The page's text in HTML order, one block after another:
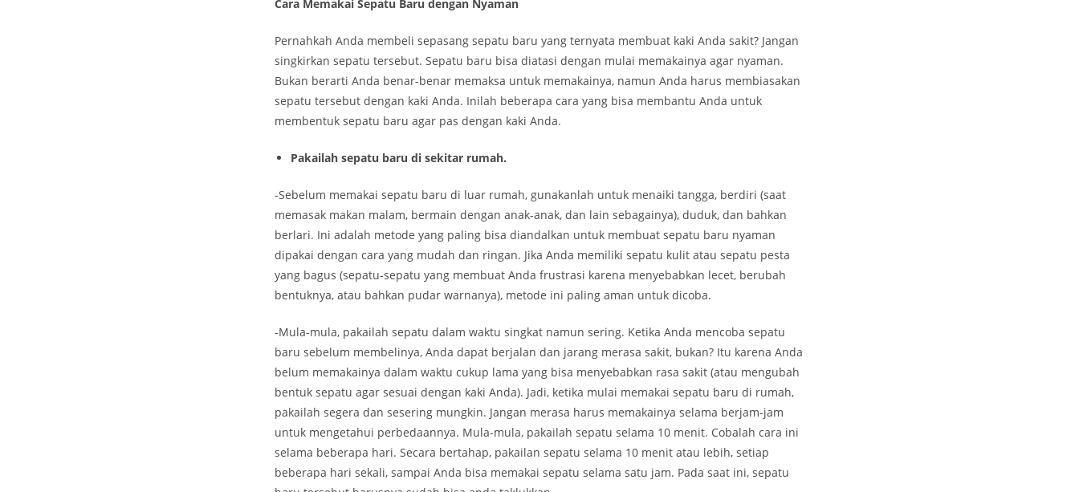
Cara Memakai Sepatu Baru dengan Nyaman
Pernahkah Anda membeli sepasang sepatu baru yang ternyata membuat kaki Anda sakit? Jangan
singkirkan sepatu tersebut. Sepatu baru bisa diatasi dengan mulai memakainya agar nyaman.
Bukan berarti Anda benar-benar memaksa untuk memakainya, namun Anda harus membiasakan
sepatu tersebut dengan kaki Anda. Inilah beberapa cara yang bisa membantu Anda untuk
membentuk sepatu baru agar pas dengan kaki Anda.
Pakailah sepatu baru di sekitar rumah.
-Sebelum memakai sepatu baru di luar rumah, gunakanlah untuk menaiki tangga, berdiri (saat
memasak makan malam, bermain dengan anak-anak, dan lain sebagainya), duduk, dan bahkan
berlari. Ini adalah metode yang paling bisa diandalkan untuk membuat sepatu baru nyaman
dipakai dengan cara yang mudah dan ringan. Jika Anda memiliki sepatu kulit atau sepatu pesta
yang bagus (sepatu-sepatu yang membuat Anda frustrasi karena menyebabkan lecet, berubah
bentuknya, atau bahkan pudar warnanya), metode ini paling aman untuk dicoba.
-Mula-mula, pakailah sepatu dalam waktu singkat namun sering. Ketika Anda mencoba sepatu
baru sebelum membelinya, Anda dapat berjalan dan jarang merasa sakit, bukan? Itu karena Anda
belum memakainya dalam waktu cukup lama yang bisa menyebabkan rasa sakit (atau mengubah
bentuk sepatu agar sesuai dengan kaki Anda). Jadi, ketika mulai memakai sepatu baru di rumah,
pakailah segera dan sesering mungkin. Jangan merasa harus memakainya selama berjam-jam
untuk mengetahui perbedaannya. Mula-mula, pakailah sepatu selama 10 menit. Cobalah cara ini
selama beberapa hari. Secara bertahap, pakailan sepatu selama 10 menit atau lebih, setiap
beberapa hari sekali, sampai Anda bisa memakai sepatu selama satu jam. Pada saat ini, sepatu